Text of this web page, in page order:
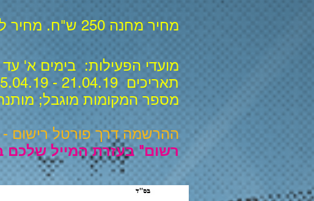
מחיר מחנה 250 ש"ח. מחיר ליום בודד 80 ש"ח.
מועדי הפעילות: בימים א' עד ה'. שעות: 08:30 - 12:30.
תאריכים 21.04.19 - 25.04.19
מספר המקומות מוגבל;
ההרשמה דרך פורטל רישום -
רשום" בעזרת המייל שלכם